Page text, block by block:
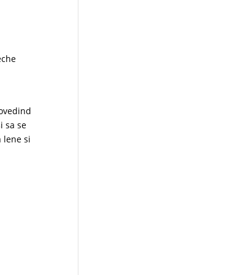
sa se
lene si